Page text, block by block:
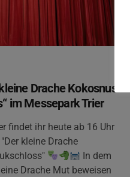
Drache Kokosnuss
im Messepark Trier
findet ihr heute ab 16 Uhr
kleine Drache
In dem
Drache Mut beweisen